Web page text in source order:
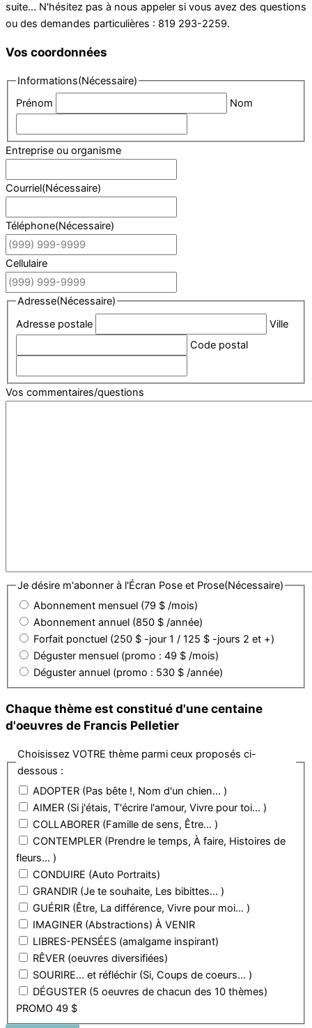
suite... N'hésitez pas à nous appeler si vous avez des questions
ou des demandes particulières : 819 293-2259.
Vos coordonnées
Informations(Nécessaire)
Prénom
Nom
Entreprise ou organisme
Courriel(Nécessaire)
Téléphone(Nécessaire)
Cellulaire
Adresse(Nécessaire)
Adresse postale
Ville
Code postal
Vos commentaires/questions
Je désire m'abonner à l'Écran Pose et Prose(Nécessaire)
Abonnement mensuel (79 $ /mois)
Abonnement annuel (850 $ /année)
Forfait ponctuel (250 $ -jour 1 / 125 $ -jours 2 et +)
Déguster mensuel (promo : 49 $ /mois)
Déguster annuel (promo : 530 $ /année)
Chaque thème est constitué d'une centaine
d'oeuvres de Francis Pelletier
Choisissez VOTRE thème parmi ceux proposés ci-
dessous :
ADOPTER (Pas bête !, Nom d'un chien... )
AIMER (Si j'étais, T'écrire l'amour, Vivre pour toi... )
COLLABORER (Famille de sens, Être... )
CONTEMPLER (Prendre le temps, À faire, Histoires de
fleurs... )
CONDUIRE (Auto Portraits)
GRANDIR (Je te souhaite, Les bibittes... )
GUÉRIR (Être, La différence, Vivre pour moi... )
IMAGINER (Abstractions) À VENIR
LIBRES-PENSÉES (amalgame inspirant)
RÊVER (oeuvres diversifiées)
SOURIRE... et réfléchir (Si, Coups de coeurs... )
DÉGUSTER (5 oeuvres de chacun des 10 thèmes)
PROMO 49 $